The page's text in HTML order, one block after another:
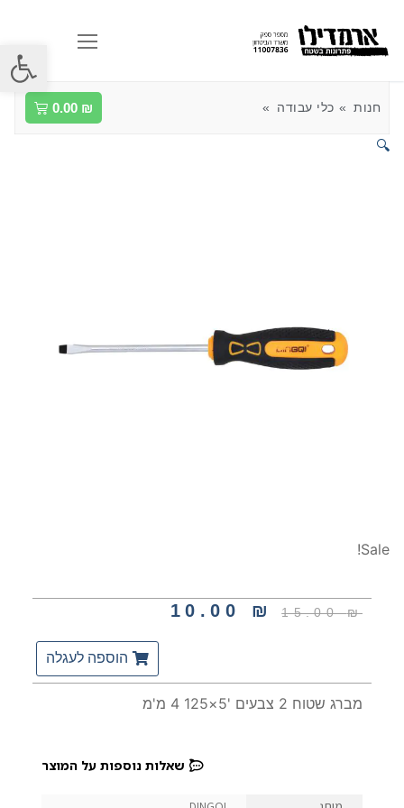
פתח
חנות כלי עבודה 0.00 ₪
🔍
Sale!
15.00₪
10.00 ₪
הוספה לעגלה
מברג שטוח 2 צבעים '5×125 4 מ'מ
שאלות נוספות על המוצר